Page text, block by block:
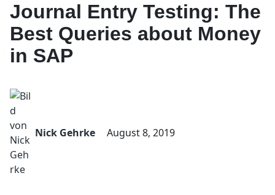
Journal Entry Testing: The
Best Queries about Money
in SAP
Nick Gehrke August 8, 2019